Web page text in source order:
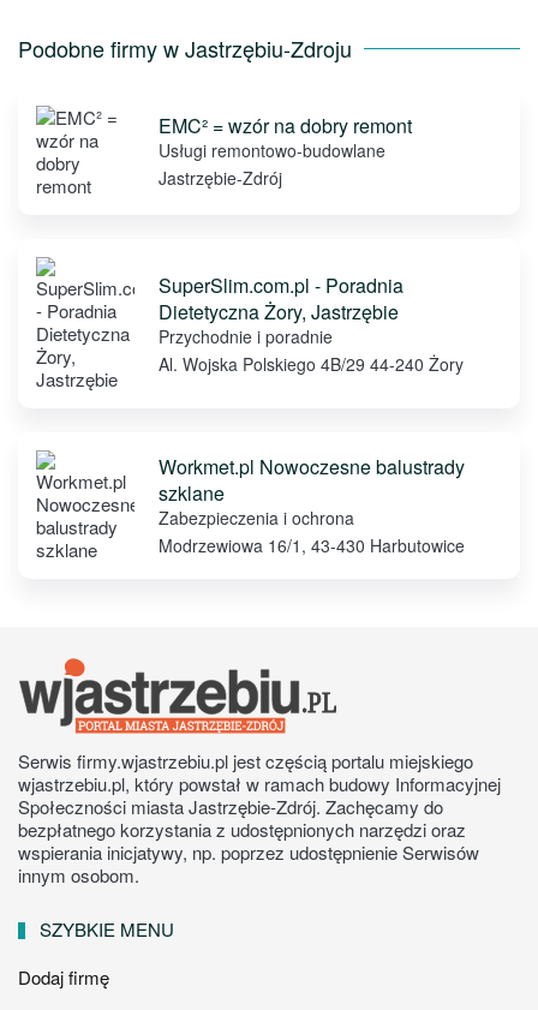
Podobne firmy w Jastrzębiu-Zdroju
EMC² = wzór na dobry remont
Usługi remontowo-budowlane
Jastrzębie-Zdrój
SuperSlim.com.pl - Poradnia
Dietetyczna Żory, Jastrzębie
Przychodnie i poradnie
Al. Wojska Polskiego 4B/29 44-240 Żory
Workmet.pl Nowoczesne balustrady
szklane
Zabezpieczenia i ochrona
Modrzewiowa 16/1, 43-430 Harbutowice
Serwis firmy.wjastrzebiu.pl jest częścią portalu miejskiego
wjastrzebiu.pl, który powstał w ramach budowy Informacyjnej
Społeczności miasta Jastrzębie-Zdrój. Zachęcamy do
bezpłatnego korzystania z udostępnionych narzędzi oraz
wspierania inicjatywy, np. poprzez udostępnienie Serwisów
innym osobom.
SZYBKIE MENU
Dodaj firmę